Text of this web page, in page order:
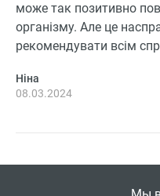
може так позитивно
організму. Але це
рекомендувати всім
Ніна
08.03.2024